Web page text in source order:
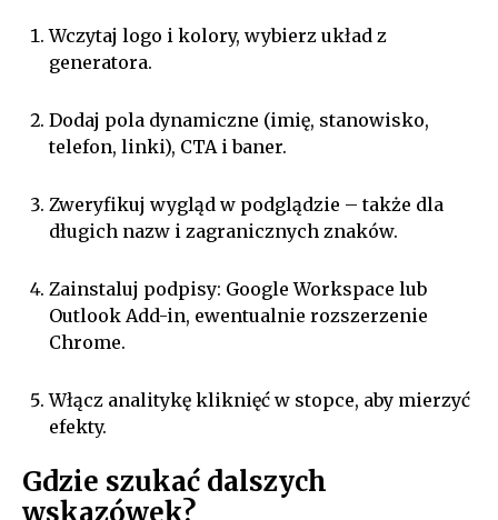
Wczytaj logo i kolory, wybierz układ z
generatora.
Dodaj pola dynamiczne (imię, stanowisko,
telefon, linki), CTA i baner.
Zweryfikuj wygląd w podglądzie – także dla
długich nazw i zagranicznych znaków.
Zainstaluj podpisy: Google Workspace lub
Outlook Add-in, ewentualnie rozszerzenie
Chrome.
Włącz analitykę kliknięć w stopce, aby mierzyć
efekty.
Gdzie szukać dalszych
wskazówek?